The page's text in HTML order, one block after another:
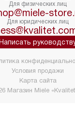
Для физических лиц
Для юридических лиц
Написать
Магазин Miele
Условия продажи
Карта сайта